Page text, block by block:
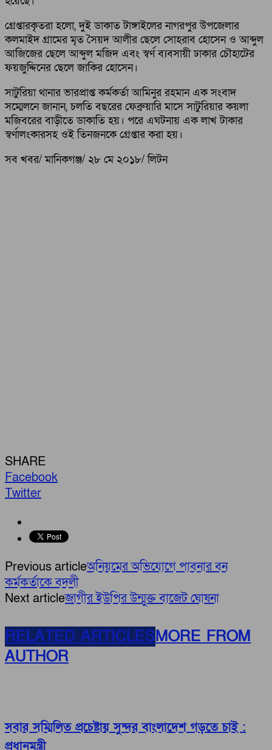
গ্রেপ্তারকৃতরা হলো, দুই ডাকাত টাঙ্গাইলের নাগরপুর উপজেলার
কলমাইদ গ্রামের মৃত সৈয়দ আলীর ছেলে সোহরাব হোসেন ও আব্দুল
আজিজের ছেলে আব্দুল মজিদ এবং স্বর্ণ ব্যবসায়ী ঢাকার চৌহাটের
ফয়জুদ্দিনের ছেলে জাকির হোসেন।
সাটুরিয়া থানার ভারপ্রাপ্ত কর্মকর্তা আমিনুর রহমান এক সংবাদ
সম্মেলনে জানান, চলতি বছরের ফেব্রুয়ারি মাসে সাটুরিয়ার কয়লা
মজিবরের বাড়ীতে ডাকাতি হয়। পরে এঘটনায় এক লাখ টাকার
স্বর্ণালংকারসহ ওই তিনজনকে গ্রেপ্তার করা হয়।
সব খবর/ মানিকগঞ্জ/ ২৮ মে ২০১৮/ লিটন
SHARE
Facebook
Twitter
Previous articleঅনিয়মের অভিযোগে পাবনার বন
কর্মকর্তাকে বদলী
Next articleজাগীর ইউপির উন্মুক্ত বাজেট ঘোষনা
RELATED ARTICLESMORE FROM
AUTHOR
সবার সম্মিলিত প্রচেষ্টায় সুন্দর বাংলাদেশ গড়তে চাই :
প্রধানমন্ত্রী